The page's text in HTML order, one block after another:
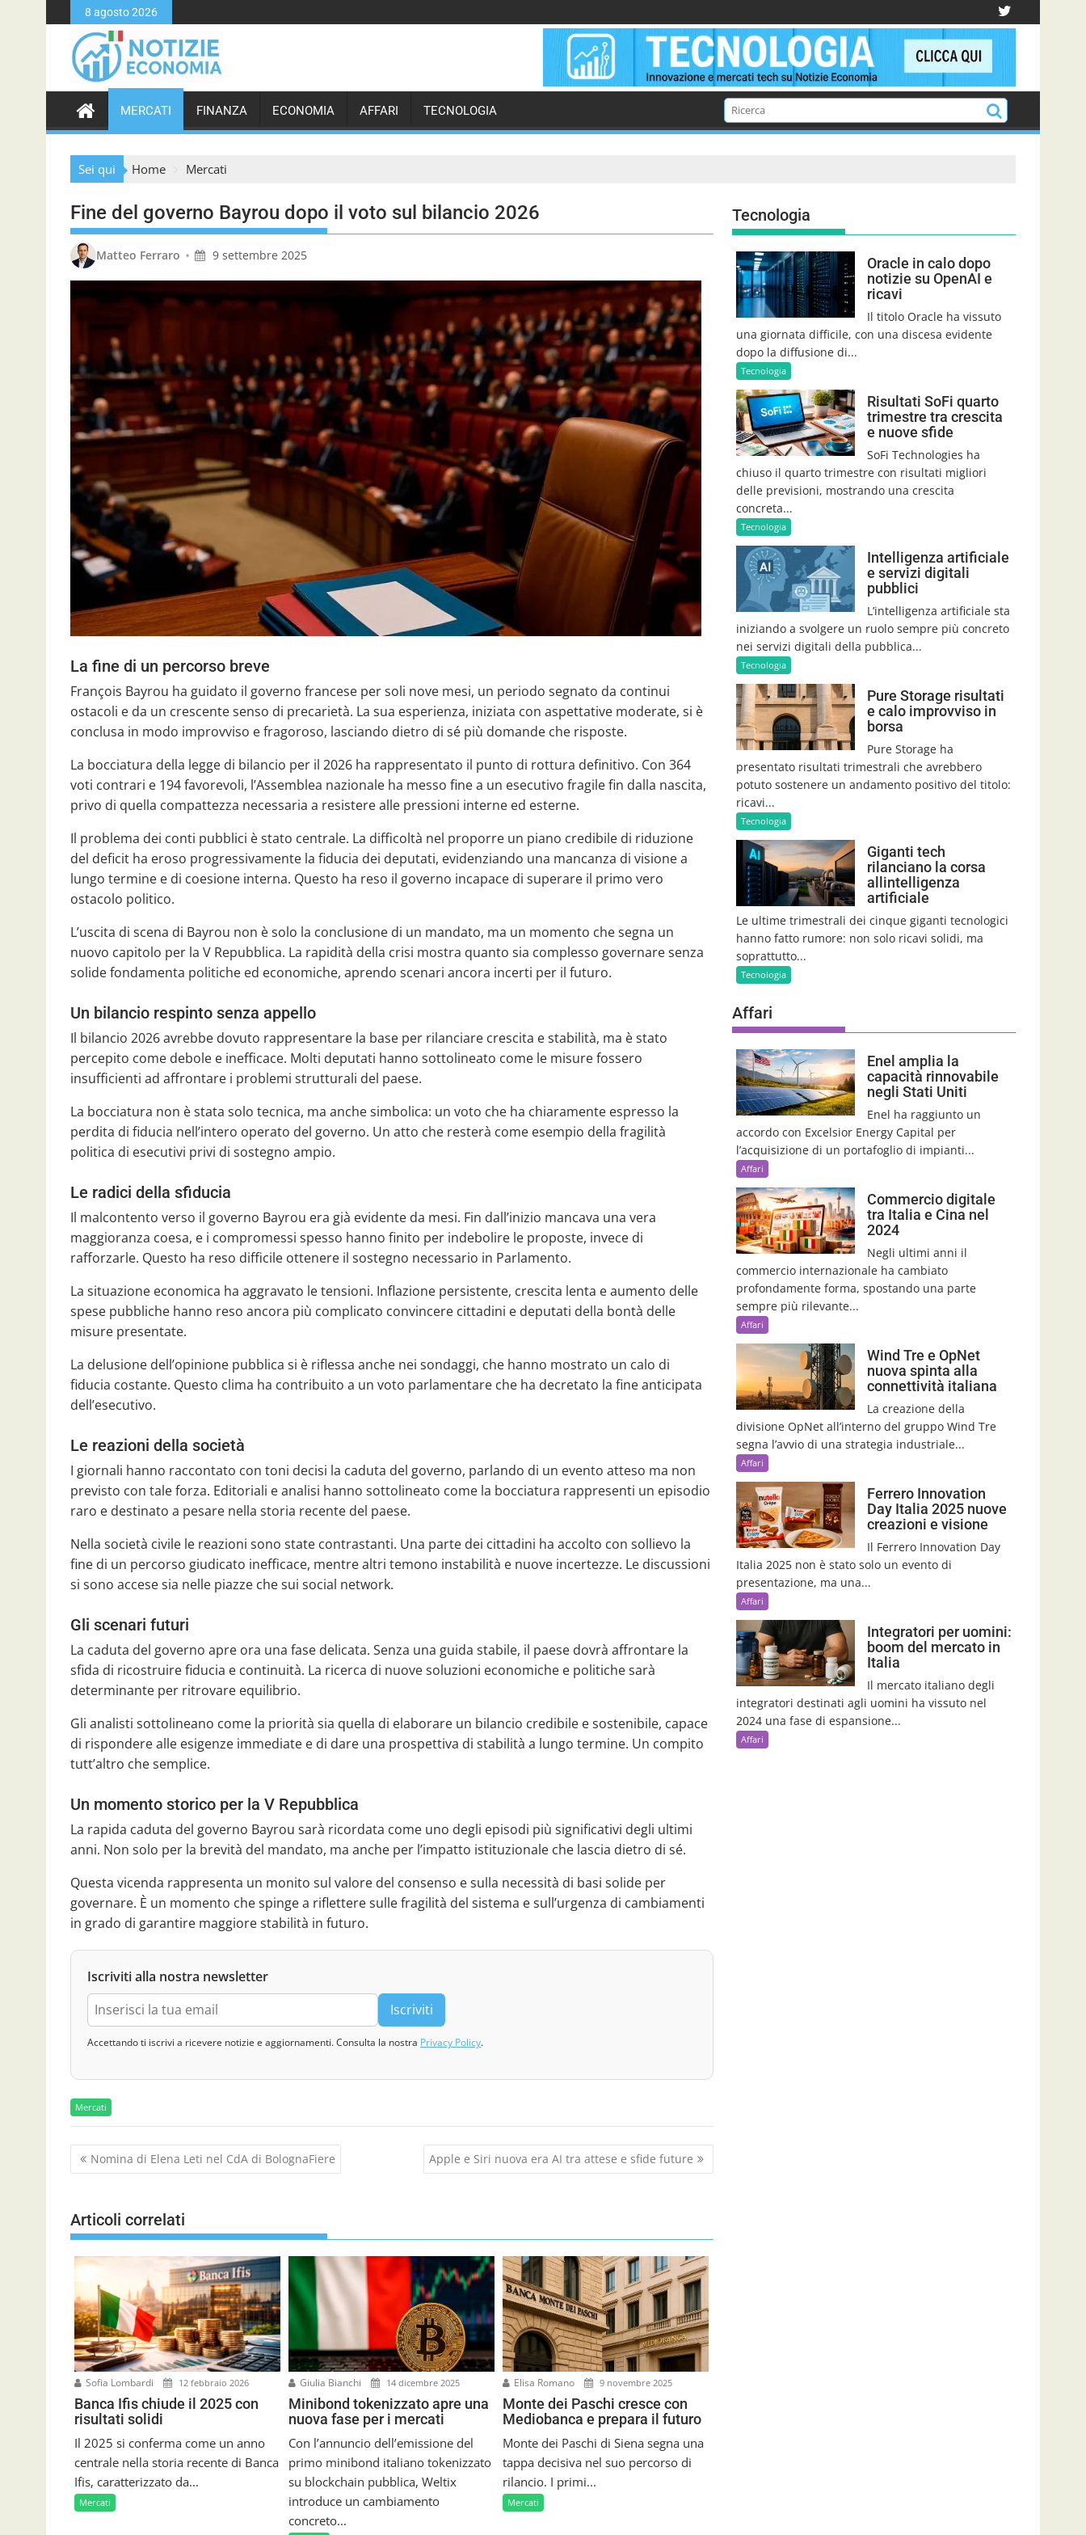
k
t
c
8 agosto 2026
MERCATI FINANZA ECONOMIA AFFARI TECNOLOGIA
Sei qui Home Mercati
Fine del governo Bayrou dopo il voto sul bilancio 2026
Matteo Ferraro • 9 settembre 2025
La fine di un percorso breve
François Bayrou ha guidato il governo francese per soli nove mesi, un periodo segnato da continui
ostacoli e da un crescente senso di precarietà. La sua esperienza, iniziata con aspettative moderate, si è
conclusa in modo improvviso e fragoroso, lasciando dietro di sé più domande che risposte.
La bocciatura della legge di bilancio per il 2026 ha rappresentato il punto di rottura definitivo. Con 364
voti contrari e 194 favorevoli, l’Assemblea nazionale ha messo fine a un esecutivo fragile fin dalla nascita,
privo di quella compattezza necessaria a resistere alle pressioni interne ed esterne.
Il problema dei conti pubblici è stato centrale. La difficoltà nel proporre un piano credibile di riduzione
del deficit ha eroso progressivamente la fiducia dei deputati, evidenziando una mancanza di visione a
lungo termine e di coesione interna. Questo ha reso il governo incapace di superare il primo vero
ostacolo politico.
L’uscita di scena di Bayrou non è solo la conclusione di un mandato, ma un momento che segna un
nuovo capitolo per la V Repubblica. La rapidità della crisi mostra quanto sia complesso governare senza
solide fondamenta politiche ed economiche, aprendo scenari ancora incerti per il futuro.
Un bilancio respinto senza appello
Il bilancio 2026 avrebbe dovuto rappresentare la base per rilanciare crescita e stabilità, ma è stato
percepito come debole e inefficace. Molti deputati hanno sottolineato come le misure fossero
insufficienti ad affrontare i problemi strutturali del paese.
La bocciatura non è stata solo tecnica, ma anche simbolica: un voto che ha chiaramente espresso la
perdita di fiducia nell’intero operato del governo. Un atto che resterà come esempio della fragilità
politica di esecutivi privi di sostegno ampio.
Le radici della sfiducia
Il malcontento verso il governo Bayrou era già evidente da mesi. Fin dall’inizio mancava una vera
maggioranza coesa, e i compromessi spesso hanno finito per indebolire le proposte, invece di
rafforzarle. Questo ha reso difficile ottenere il sostegno necessario in Parlamento.
La situazione economica ha aggravato le tensioni. Inflazione persistente, crescita lenta e aumento delle
spese pubbliche hanno reso ancora più complicato convincere cittadini e deputati della bontà delle
misure presentate.
La delusione dell’opinione pubblica si è riflessa anche nei sondaggi, che hanno mostrato un calo di
fiducia costante. Questo clima ha contribuito a un voto parlamentare che ha decretato la fine anticipata
dell’esecutivo.
Le reazioni della società
I giornali hanno raccontato con toni decisi la caduta del governo, parlando di un evento atteso ma non
previsto con tale forza. Editoriali e analisi hanno sottolineato come la bocciatura rappresenti un episodio
raro e destinato a pesare nella storia recente del paese.
Nella società civile le reazioni sono state contrastanti. Una parte dei cittadini ha accolto con sollievo la
fine di un percorso giudicato inefficace, mentre altri temono instabilità e nuove incertezze. Le discussioni
si sono accese sia nelle piazze che sui social network.
Gli scenari futuri
La caduta del governo apre ora una fase delicata. Senza una guida stabile, il paese dovrà affrontare la
sfida di ricostruire fiducia e continuità. La ricerca di nuove soluzioni economiche e politiche sarà
determinante per ritrovare equilibrio.
Gli analisti sottolineano come la priorità sia quella di elaborare un bilancio credibile e sostenibile, capace
di rispondere alle esigenze immediate e di dare una prospettiva di stabilità a lungo termine. Un compito
tutt’altro che semplice.
Un momento storico per la V Repubblica
La rapida caduta del governo Bayrou sarà ricordata come uno degli episodi più significativi degli ultimi
anni. Non solo per la brevità del mandato, ma anche per l’impatto istituzionale che lascia dietro di sé.
Questa vicenda rappresenta un monito sul valore del consenso e sulla necessità di basi solide per
governare. È un momento che spinge a riflettere sulle fragilità del sistema e sull’urgenza di cambiamenti
in grado di garantire maggiore stabilità in futuro.
Iscriviti alla nostra newsletter
Iscriviti
Accettando ti iscrivi a ricevere notizie e aggiornamenti. Consulta la nostra Privacy Policy.
Mercati
N
a
i
g
a
z
o
n
e
a
r
t
c
o
Nomina di Elena Leti nel CdA di BolognaFiere Apple e Siri nuova era AI tra attese e sfide future
Articoli correlati
Sofia Lombardi 12 febbraio 2026
Banca Ifis chiude il 2025 con
risultati solidi
Il 2025 si conferma come un anno
centrale nella storia recente di Banca
Ifis, caratterizzato da...
Mercati
Giulia Bianchi 14 dicembre 2025
Minibond tokenizzato apre una
nuova fase per i mercati
Con l’annuncio dell’emissione del
primo minibond italiano tokenizzato
su blockchain pubblica, Weltix
introduce un cambiamento
concreto...
Elisa Romano 9 novembre 2025
Monte dei Paschi cresce con
Mediobanca e prepara il futuro
Monte dei Paschi di Siena segna una
tappa decisiva nel suo percorso di
rilancio. I primi...
Mercati
Tecnologia
Oracle in calo dopo
notizie su OpenAI e
ricavi
Il titolo Oracle ha vissuto
una giornata difficile, con una discesa evidente
dopo la diffusione di...
Tecnologia
Risultati SoFi quarto
trimestre tra crescita
e nuove sfide
SoFi Technologies ha
chiuso il quarto trimestre con risultati migliori
delle previsioni, mostrando una crescita
concreta...
Tecnologia
Intelligenza artificiale
e servizi digitali
pubblici
L’intelligenza artificiale sta
iniziando a svolgere un ruolo sempre più concreto
nei servizi digitali della pubblica...
Tecnologia
Pure Storage risultati
e calo improvviso in
borsa
Pure Storage ha
presentato risultati trimestrali che avrebbero
potuto sostenere un andamento positivo del titolo:
ricavi...
Tecnologia
Giganti tech
rilanciano la corsa
allintelligenza
artificiale
Le ultime trimestrali dei cinque giganti tecnologici
hanno fatto rumore: non solo ricavi solidi, ma
soprattutto...
Tecnologia
Affari
Enel amplia la
capacità rinnovabile
negli Stati Uniti
Enel ha raggiunto un
accordo con Excelsior Energy Capital per
l’acquisizione di un portafoglio di impianti...
Affari
Commercio digitale
tra Italia e Cina nel
2024
Negli ultimi anni il
commercio internazionale ha cambiato
profondamente forma, spostando una parte
sempre più rilevante...
Affari
Wind Tre e OpNet
nuova spinta alla
connettività italiana
La creazione della
divisione OpNet all’interno del gruppo Wind Tre
segna l’avvio di una strategia industriale...
Affari
Ferrero Innovation
Day Italia 2025 nuove
creazioni e visione
Il Ferrero Innovation Day
Italia 2025 non è stato solo un evento di
presentazione, ma una...
Affari
Integratori per uomini:
boom del mercato in
Italia
Il mercato italiano degli
integratori destinati agli uomini ha vissuto nel
2024 una fase di espansione...
Affari